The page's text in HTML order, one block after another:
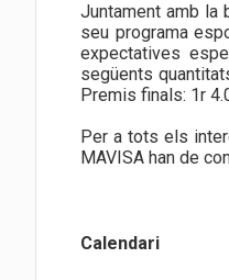
Juntament amb la
seu programa
expectatives
següents
Premis finals: 1r
Per a tots els
MAVISA han de
Calendari